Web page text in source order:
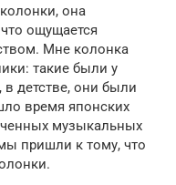
она
ощущается
Мне колонка
такие были у
детстве, они были
время японских
музыкальных
пришли к тому, что